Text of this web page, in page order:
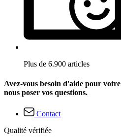
Plus de 6.900 articles
Avez-vous besoin d'aide pour
nous poser vos questions.
Contact
Qualité vérifiée